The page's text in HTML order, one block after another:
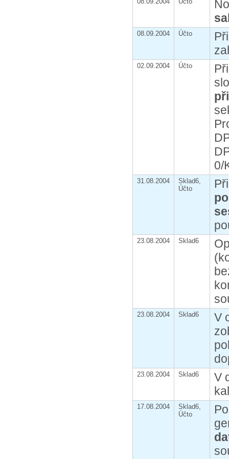
08.09.2004 Účto
02.09.2004 Účto
0/
31.08.2004
Sklad6,
Účto
23.08.2004 Sklad6
23.08.2004 Sklad6
V
23.08.2004 Sklad6
V
17.08.2004
Sklad6,
Účto